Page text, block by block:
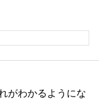
がわかるようにな